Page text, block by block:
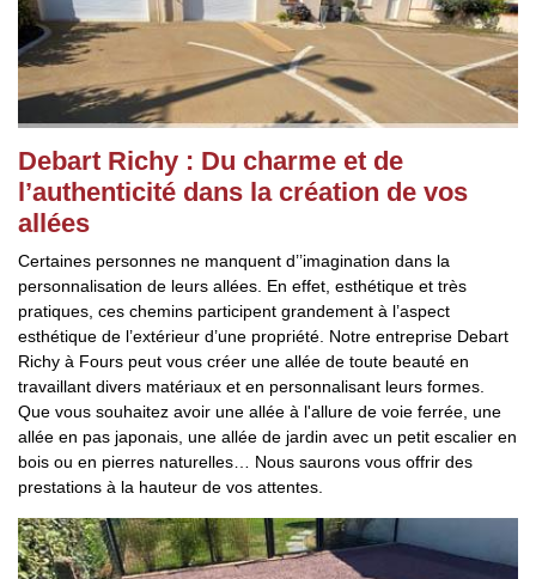
Debart Richy : Du charme et de
l’authenticité dans la création de vos
allées
Certaines personnes ne manquent d’’imagination dans la
personnalisation de leurs allées. En effet, esthétique et très
pratiques, ces chemins participent grandement à l’aspect
esthétique de l’extérieur d’une propriété. Notre entreprise Debart
Richy à Fours peut vous créer une allée de toute beauté en
travaillant divers matériaux et en personnalisant leurs formes.
Que vous souhaitez avoir une allée à l'allure de voie ferrée, une
allée en pas japonais, une allée de jardin avec un petit escalier en
bois ou en pierres naturelles… Nous saurons vous offrir des
prestations à la hauteur de vos attentes.